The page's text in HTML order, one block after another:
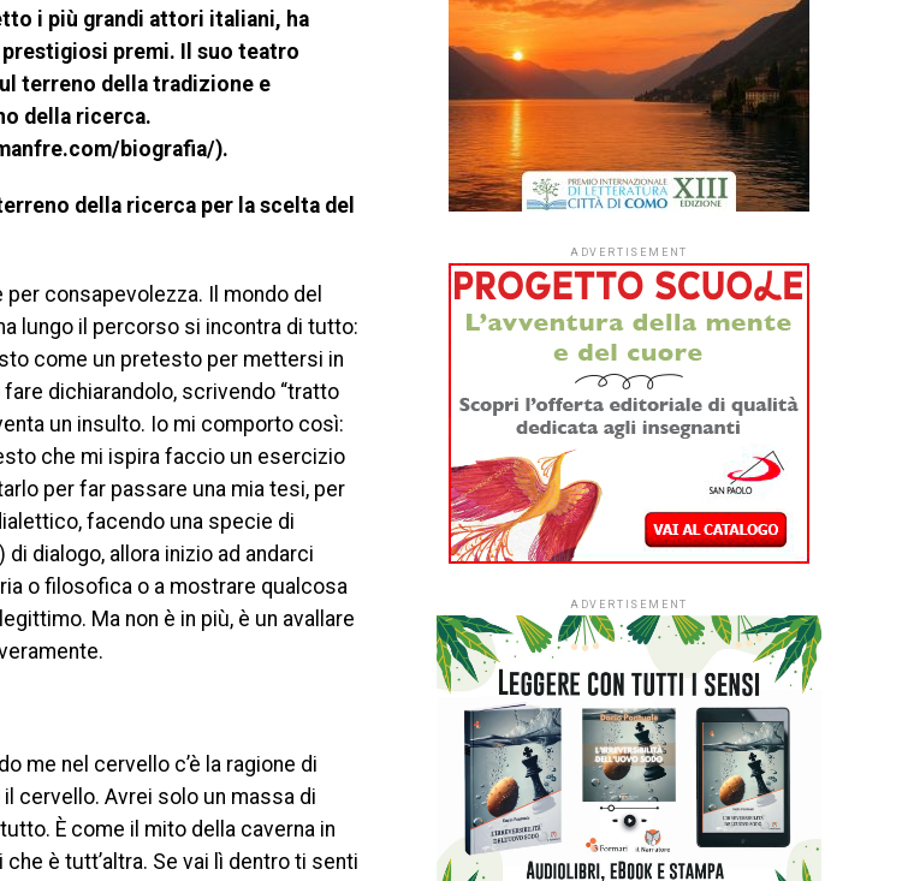
i più grandi attori italiani, ha
premi. Il suo teatro
terreno della tradizione e
della ricerca.
biografia/).
della ricerca per la scelta del
consapevolezza. Il mondo del
lungo il percorso si incontra di tutto:
come un pretesto per mettersi in
dichiarandolo, scrivendo “tratto
un insulto. Io mi comporto così:
che mi ispira faccio un esercizio
per far passare una mia tesi, per
facendo una specie di
dialogo, allora inizio ad andarci
o filosofica o a mostrare qualcosa
Ma non è in più, è un avallare
me nel cervello c’è la ragione di
cervello. Avrei solo un massa di
È come il mito della caverna in
è tutt’altra. Se vai lì dentro ti senti
ADVERTISEMENT
ADVERTISEMENT